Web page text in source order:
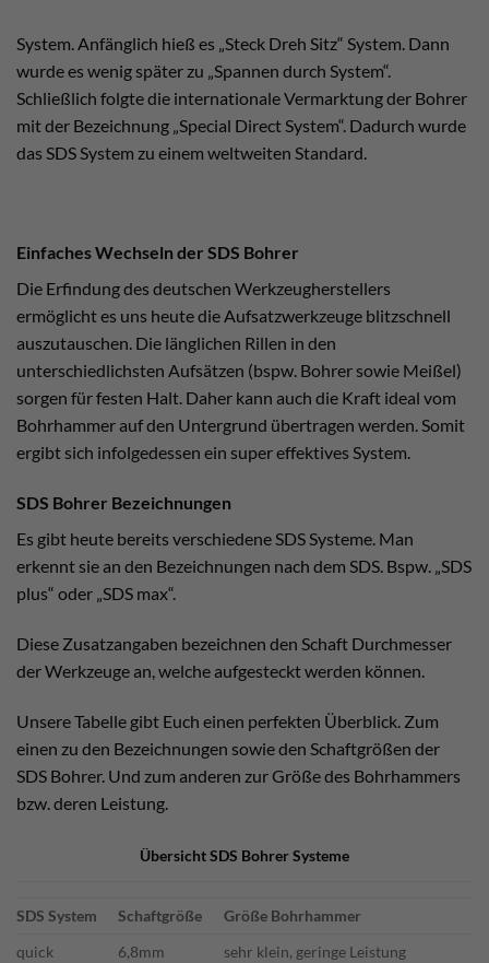
System. Anfänglich hieß es „Steck Dreh Sitz“ System. Dann
wurde es wenig später zu „Spannen durch System“.
Schließlich folgte die internationale Vermarktung der Bohrer
mit der Bezeichnung „Special Direct System“. Dadurch wurde
das SDS System zu einem weltweiten Standard.
Einfaches Wechseln der SDS Bohrer
Die Erfindung des deutschen Werkzeugherstellers
ermöglicht es uns heute die Aufsatzwerkzeuge blitzschnell
auszutauschen. Die länglichen Rillen in den
unterschiedlichsten Aufsätzen (bspw. Bohrer sowie Meißel)
sorgen für festen Halt. Daher kann auch die Kraft ideal vom
Bohrhammer auf den Untergrund übertragen werden. Somit
ergibt sich infolgedessen ein super effektives System.
SDS Bohrer Bezeichnungen
Es gibt heute bereits verschiedene SDS Systeme. Man
erkennt sie an den Bezeichnungen nach dem SDS. Bspw. „SDS
plus“ oder „SDS max“.
Diese Zusatzangaben bezeichnen den Schaft Durchmesser
der Werkzeuge an, welche aufgesteckt werden können.
Unsere Tabelle gibt Euch einen perfekten Überblick. Zum
einen zu den Bezeichnungen sowie den Schaftgrößen der
SDS Bohrer. Und zum anderen zur Größe des Bohrhammers
bzw. deren Leistung.
Übersicht SDS Bohrer Systeme
SDS System Schaftgröße
Größe Bohrhammer
quick
6,8mm
sehr klein, geringe Leistung